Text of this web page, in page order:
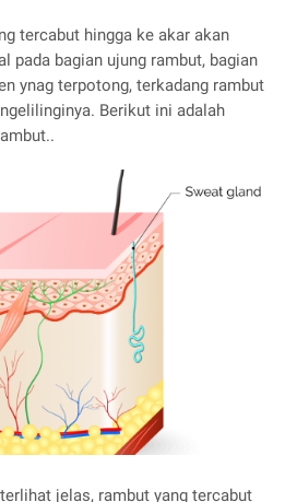
tercabut hingga ke akar akan
pada bagian ujung rambut, bagian
ynag terpotong, terkadang rambut
Berikut ini adalah
jelas, rambut yang tercabut